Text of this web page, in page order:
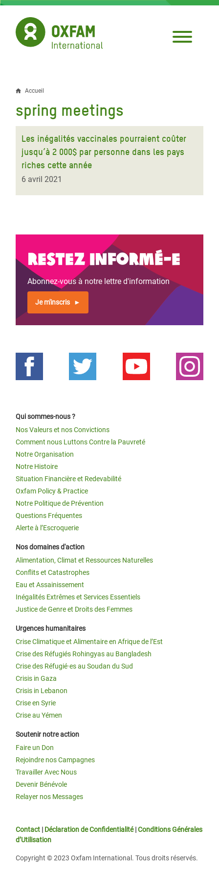
Aller
contenu
principal
Fil
d'Ariane
Accueil
spring meetings
Les inégalités vaccinales pourraient coûter
jusqu’à 2 000$ par personne dans les pays
riches cette année
6 avril 2021
Restez informé-e
Abonnez-vous à notre lettre d'information
Je m'inscris
Qui sommes-nous ?
Nos Valeurs et nos Convictions
Comment nous Luttons Contre la Pauvreté
Notre Organisation
Notre Histoire
Situation Financière et Redevabilité
Oxfam Policy & Practice
Notre Politique de Prévention
Questions Fréquentes
Alerte à l’Escroquerie
Nos domaines d'action
Alimentation, Climat et Ressources Naturelles
Conflits et Catastrophes
Eau et Assainissement
Inégalités Extrêmes et Services Essentiels
Justice de Genre et Droits des Femmes
Urgences humanitaires
Crise Climatique et Alimentaire en Afrique de l’Est
Crise des Réfugiés Rohingyas au Bangladesh
Crise des Réfugié·es au Soudan du Sud
Crisis in Gaza
Crisis in Lebanon
Crise en Syrie
Crise au Yémen
Soutenir notre action
Faire un Don
Rejoindre nos Campagnes
Travailler Avec Nous
Devenir Bénévole
Relayer nos Messages
Contact | Déclaration de Confidentialité|Conditions Générales
d’Utilisation
Copyright © 2023 Oxfam International. Tous droits réservés.